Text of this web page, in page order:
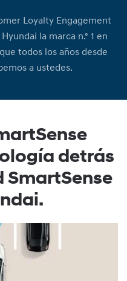
Loyalty Engagement
la marca n.º 1 en
todos los años desde
a ustedes.
detrás
SmartSense